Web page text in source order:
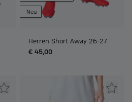
Neu
Herren Short Away 26-27
€ 45,00